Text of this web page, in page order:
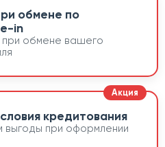
обмене по
in
при обмене вашего
кредитования
выгоды при оформлении